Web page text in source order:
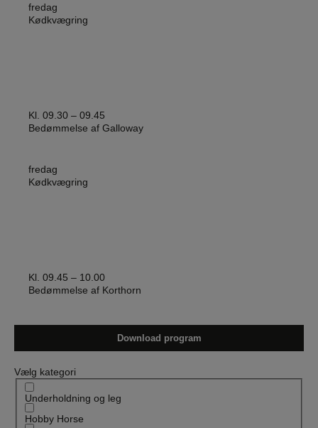
fredag
Kødkvægring
Kl. 09.30 – 09.45
Bedømmelse af Galloway
fredag
Kødkvægring
Kl. 09.45 – 10.00
Bedømmelse af Korthorn
Download program
Vælg kategori
Underholdning og leg
Hobby Horse